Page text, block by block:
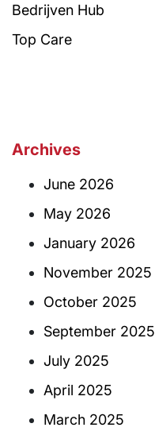
Bedrijven Hub
Top Care
Archives
June 2026
May 2026
January 2026
November 2025
October 2025
September 2025
July 2025
April 2025
March 2025